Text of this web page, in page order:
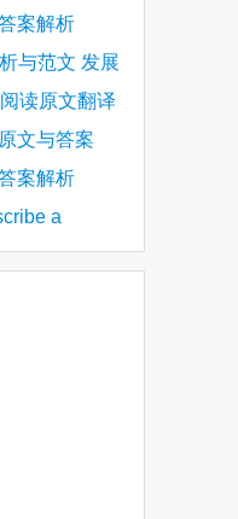
案解析
与范文 发展
文读原文翻译
translation
文与答案
案解析
a
a musician,
力的人